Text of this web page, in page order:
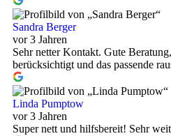
Sandra Berger
vor 3 Jahren
Sehr netter Kontakt. Gute
berücksichtigt und das passende
Linda Pumptow
vor 3 Jahren
Super nett und hilfsbereit! Sehr